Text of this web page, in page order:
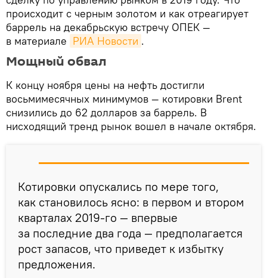
происходит с черным золотом и как отреагирует
баррель на декабрьскую встречу ОПЕК —
в материале РИА Новости .
Мощный обвал
К концу ноября цены на нефть достигли
восьмимесячных минимумов — котировки Brent
снизились до 62 долларов за баррель. В
нисходящий тренд рынок вошел в начале октября.
Котировки опускались по мере того,
как становилось ясно: в первом и втором
кварталах 2019-го — впервые
за последние два года — предполагается
рост запасов, что приведет к избытку
предложения.